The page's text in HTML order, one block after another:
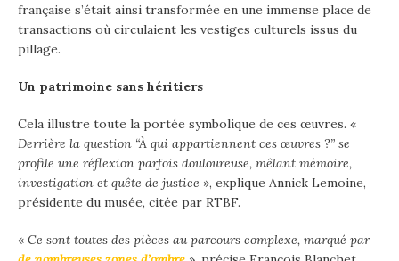
française s’était ainsi transformée en une immense place de
transactions où circulaient les vestiges culturels issus du
pillage.
Un patrimoine sans héritiers
Cela illustre toute la portée symbolique de ces œuvres. «
Derrière la question “À qui appartiennent ces œuvres ?” se
profile une réflexion parfois douloureuse, mêlant mémoire,
investigation et quête de justice », explique Annick Lemoine,
présidente du musée, citée par RTBF.
« Ce sont toutes des pièces au parcours complexe, marqué par